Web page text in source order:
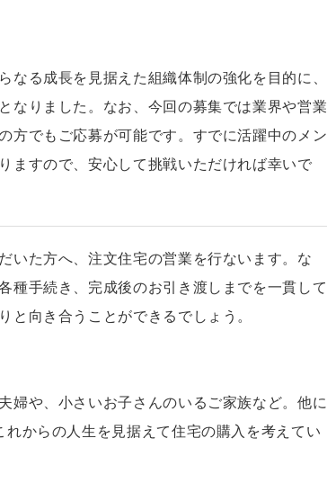
なる成長を見据えた組織体制の強化を目的に、
なりました。なお、今回の募集では業界や営業
方でもご応募が可能です。すでに活躍中のメン
ますので、安心して挑戦いただければ幸いで
いた方へ、注文住宅の営業を行ないます。な
種手続き、完成後のお引き渡しまでを一貫して
と向き合うことができるでしょう。
婦や、小さいお子さんのいるご家族など。他に
からの人生を見据えて住宅の購入を考えてい